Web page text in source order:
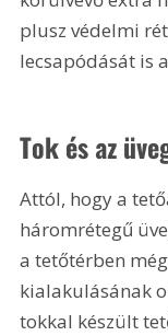
plusz védelmi
lecsapódását is
Tok és az
Attól, hogy a
háromrétegű
a tetőtérben
kialakulásának
tokkal készült